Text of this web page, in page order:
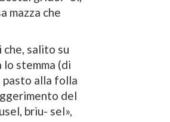
mazza che
salito su
stemma (di
pasto alla folla
del
briu- sel»,